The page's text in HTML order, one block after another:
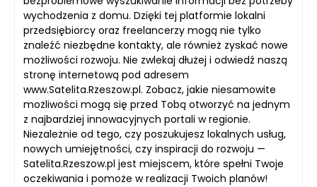
wychodzenia z domu. Dzięki tej platformie lokalni
przedsiębiorcy oraz freelancerzy mogą nie tylko
znaleźć niezbędne kontakty, ale również zyskać nowe
możliwości rozwoju. Nie zwlekaj dłużej i odwiedź naszą
stronę internetową pod adresem
www.Satelita.Rzeszow.pl. Zobacz, jakie niesamowite
możliwości mogą się przed Tobą otworzyć na jednym
z najbardziej innowacyjnych portali w regionie.
Niezależnie od tego, czy poszukujesz lokalnych usług,
nowych umiejętności, czy inspiracji do rozwoju —
Satelita.Rzeszow.pl jest miejscem, które spełni Twoje
oczekiwania i pomoże w realizacji Twoich planów!